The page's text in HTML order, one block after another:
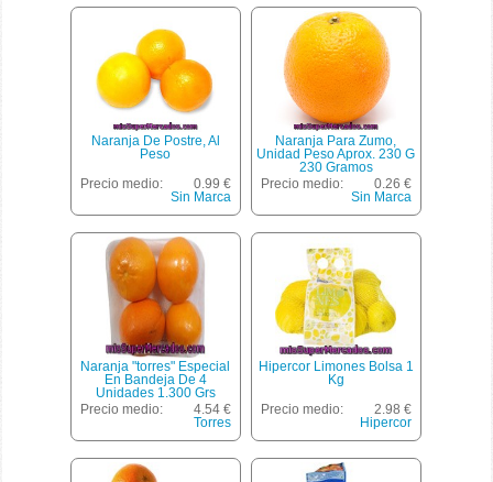
Naranja De Postre, Al
Peso
Precio medio:
0.99 €
Sin Marca
Naranja Para Zumo,
Unidad Peso Aprox. 230 G
230 Gramos
Precio medio:
0.26 €
Sin Marca
Naranja "torres" Especial
En Bandeja De 4
Unidades 1.300 Grs
Precio medio:
4.54 €
Torres
Hipercor Limones Bolsa 1
Kg
Precio medio:
2.98 €
Hipercor